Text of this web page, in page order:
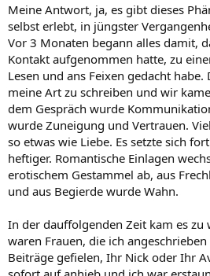
Meine Antwort, ja, es gibt dieses
selbst erlebt, in jüngster
Vor 3 Monaten begann alles damit,
Kontakt aufgenommen hatte, zu
Lesen und ans Feixen gedacht
meine Art zu schreiben und wir
dem Gespräch wurde
wurde Zuneigung und Vertrauen.
so etwas wie Liebe. Es setzte sich
heftiger. Romantische Einlagen
erotischem Gestammel ab, aus
und aus Begierde wurde Wahn.
In der dauffolgenden Zeit kam es zu
waren Frauen, die ich
Beiträge gefielen, Ihr Nick oder Ihr